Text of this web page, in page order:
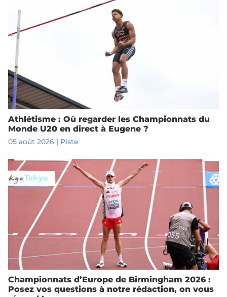
Athlétisme : Où regarder les Championnats du
Monde U20 en direct à Eugene ?
05 août 2026| Piste
Championnats d’Europe de Birmingham 2026 :
Posez vos questions à notre rédaction, on vous